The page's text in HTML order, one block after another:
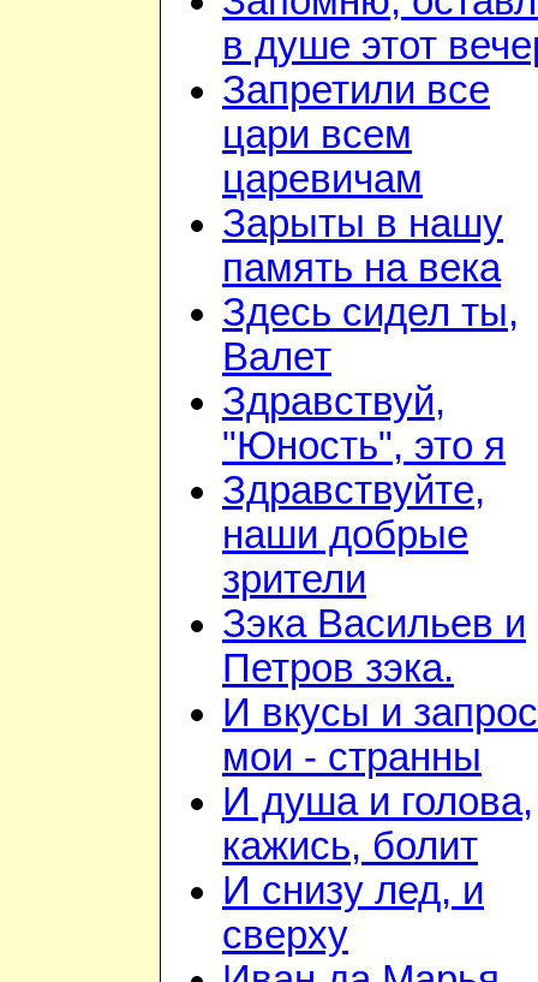
в душе этот
Запретили все
цари всем
царевичам
Зарыты в нашу
память на века
Здесь сидел ты,
Валет
Здравствуй,
"Юность", это я
Здравствуйте,
наши добрые
зрители
Зэка Васильев и
Петров зэка.
И вкусы и
мои - странны
И душа и голова,
кажись, болит
И снизу лед, и
сверху